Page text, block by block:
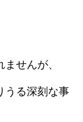
せんが、
うる深刻な事